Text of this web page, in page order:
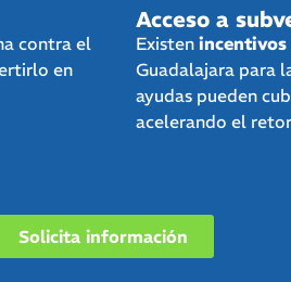
contra el
en
Acceso a
Existen incentivos
Guadalajara para
ayudas pueden
acelerando el
Solicita información